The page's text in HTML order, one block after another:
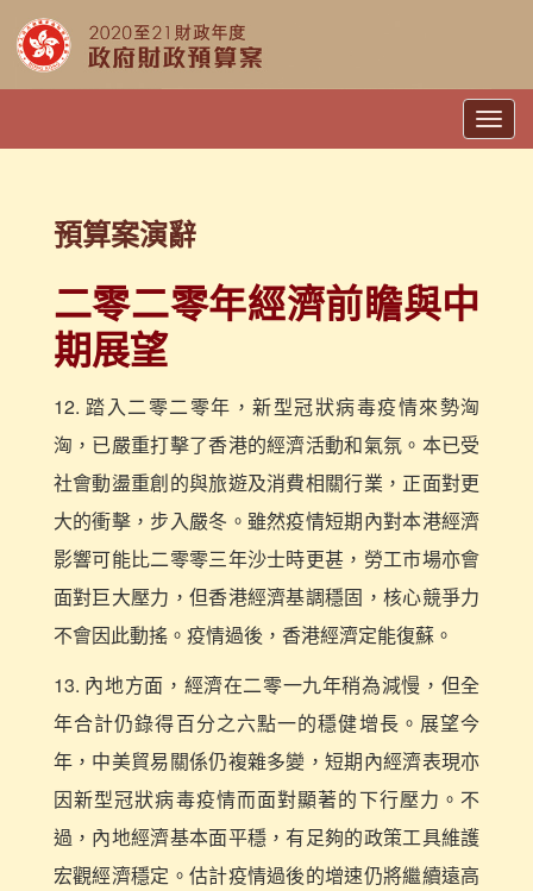
預算案演辭
二零二零年經濟前瞻與中
期展望
12. 踏入二零二零年，新型冠狀病毒疫情來勢洶
洶，已嚴重打擊了香港的經濟活動和氣氛。本已受
社會動盪重創的與旅遊及消費相關行業，正面對更
大的衝擊，步入嚴冬。雖然疫情短期內對本港經濟
影響可能比二零零三年沙士時更甚，勞工市場亦會
面對巨大壓力，但香港經濟基調穩固，核心競爭力
不會因此動搖。疫情過後，香港經濟定能復蘇。
13. 內地方面，經濟在二零一九年稍為減慢，但全
年合計仍錄得百分之六點一的穩健增長。展望今
年，中美貿易關係仍複雜多變，短期內經濟表現亦
因新型冠狀病毒疫情而面對顯著的下行壓力。不
過，內地經濟基本面平穩，有足夠的政策工具維護
宏觀經濟穩定。估計疫情過後的增速仍將繼續遠高